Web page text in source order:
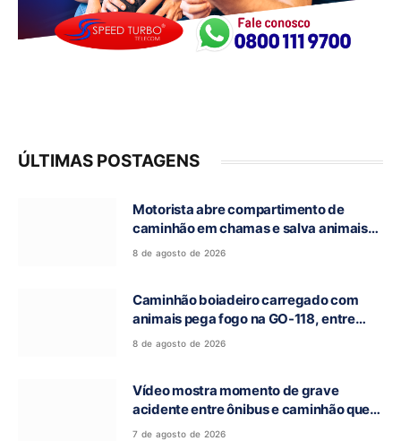
ÚLTIMAS POSTAGENS
Motorista abre compartimento de
caminhão em chamas e salva animais
na GO-118, entre Campos Belos e Monte
8 de agosto de 2026
Caminhão boiadeiro carregado com
animais pega fogo na GO-118, entre
Campos Belos e Monte Alegre de Goiás
8 de agosto de 2026
Vídeo mostra momento de grave
acidente entre ônibus e caminhão que
deixou cinco mortos na GO-010, em
7 de agosto de 2026